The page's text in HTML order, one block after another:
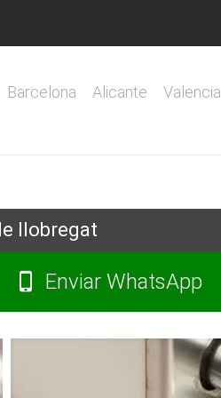
Barcelona Alicante Valencia
llobregat
Enviar WhatsApp